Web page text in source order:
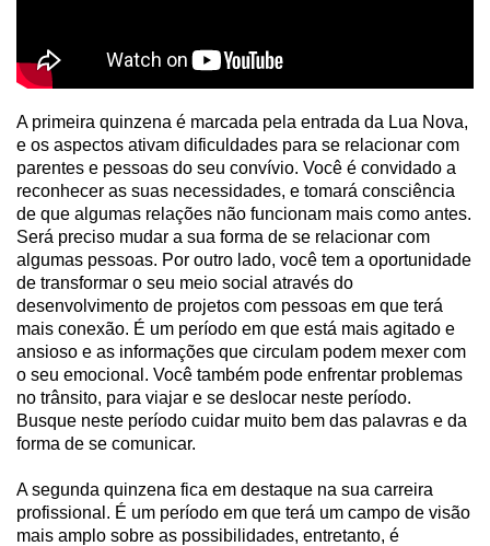
A primeira quinzena é marcada pela entrada da Lua Nova,
e os aspectos ativam dificuldades para se relacionar com
parentes e pessoas do seu convívio. Você é convidado a
reconhecer as suas necessidades, e tomará consciência
de que algumas relações não funcionam mais como antes.
Será preciso mudar a sua forma de se relacionar com
algumas pessoas. Por outro lado, você tem a oportunidade
de transformar o seu meio social através do
desenvolvimento de projetos com pessoas em que terá
mais conexão. É um período em que está mais agitado e
ansioso e as informações que circulam podem mexer com
o seu emocional. Você também pode enfrentar problemas
no trânsito, para viajar e se deslocar neste período.
Busque neste período cuidar muito bem das palavras e da
forma de se comunicar.
A segunda quinzena fica em destaque na sua carreira
profissional. É um período em que terá um campo de visão
mais amplo sobre as possibilidades, entretanto, é